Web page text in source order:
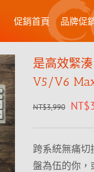
促銷首頁 品牌促
是高效緊
V5/V6
NT$3,990 NT$
跨系統無痛
盤為伍的你，